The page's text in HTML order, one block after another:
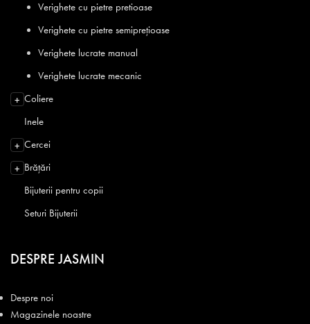
Verighete cu pietre pretioase
Verighete cu pietre semiprețioase
Verighete lucrate manual
Verighete lucrate mecanic
+ Coliere
Inele
+ Cercei
+ Brățări
Bijuterii pentru copii
Seturi Bijuterii
DESPRE JASMIN
Despre noi
Magazinele noastre